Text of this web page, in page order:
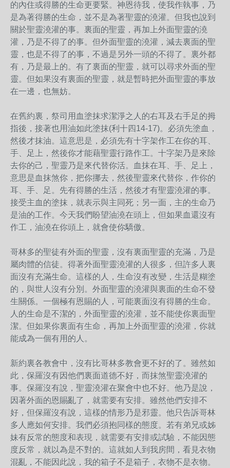
的內住或得勝的生命更要緊。神恩待我，使我作執事，乃
是為著得勝的生命，並不是為著聖靈的澆灌。但我也說到
關於聖靈澆灌的事。裏面的聖靈，再加上外面聖靈的澆
灌，乃是不得了的事。但外面聖靈的澆灌，減去裏面的聖
靈，也是不得了的事，不過是另外一頭的不得了。裏外都
有，乃是最上的。有了裏面的聖靈，就可以尋求外面的聖
靈。但如果沒有裏面的聖靈，就是暫時把外面聖靈的事放
在一邊，也無妨。
在舊約裏，祭司用血塗抹求潔淨之人的右耳及右手足的拇
指後，接著也用油如此塗抹(利十四14-17)。必須先塗血，
然後才抹油。這意思是，必須先有十字架作工在你的耳、
手、足上，然後你才能藉聖靈行路作工。十字架乃是來除
去你的己，聖靈乃是來代替你活。血抹在耳、手、足上，
意思是血抹煞你，把你挪去，然後聖靈來代替你，作你的
耳、手、足。先有得勝的生活，然後才有聖靈澆灌的事。
接受主血的塗抹，就表示與主同死；另一面，主的生命乃
是油的工作。今天我們盼望油澆在頭上，但如果血還沒有
作工，油澆在你頭上，就會使你驕傲。
哥林多的聖徒有外面的聖靈，沒有裏面聖靈的充滿，乃是
屬肉體的信徒。得著外面聖靈澆灌的人很多，但許多人裏
面沒有充滿生命。這樣的人，生命沒有改變，生活是糊塗
的，與世人沒有分別。外面聖靈的澆灌與裏面的生命不發
生關係。一個極有恩賜的人，可能裏面沒有得勝的生命。
人的生命是不潔的，外面聖靈的澆灌，並不能使你裏面聖
潔。但如果你裏面有生命，再加上外面聖靈的澆灌，你就
能成為一個有用的人。
新約裏各教會中，沒有比哥林多教會更不好的了。雖然如
此，保羅沒有因他們裏面道德不好，而抹煞聖靈澆灌的
事。保羅沒有說，聖靈澆灌在聚會中也不好。他乃是說，
因著外面的恩賜亂了，就需要有安排。雖然他們安排不
好，但保羅沒有說，這樣的情形乃是邪靈。他只告訴哥林
多人應如何安排。我們必須抱同樣的態度。若有弟兄或姊
妹有反常的態度和表現，就需要有安排或試驗，不能因態
度反常，就以為是不對的。這就如人到我房間，看見衣物
混亂，不能因此說，我的箱子不是箱子，衣物不是衣物。